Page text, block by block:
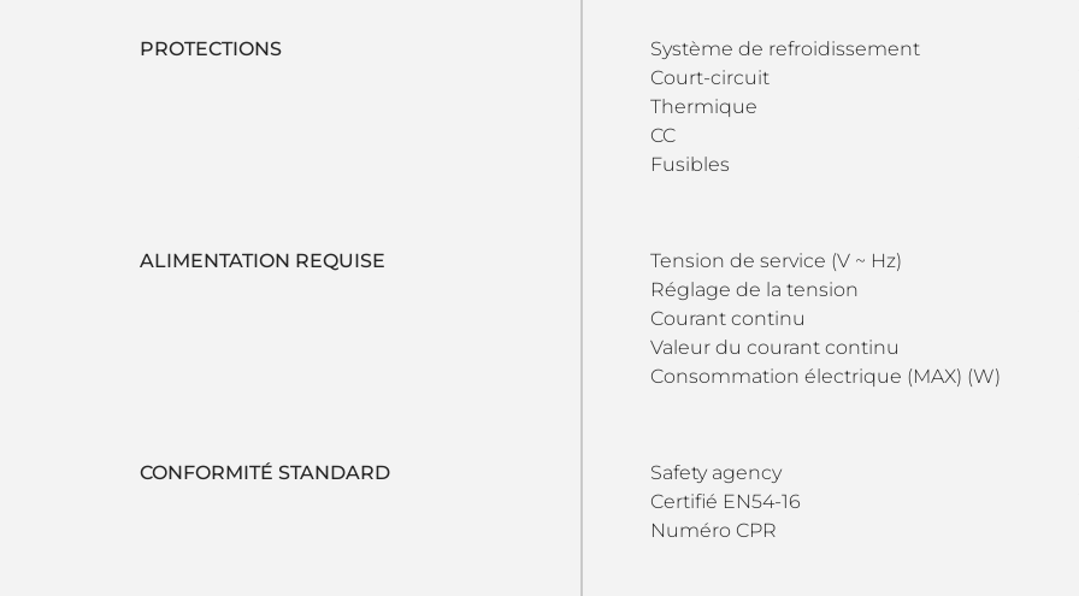
PROTECTIONS Système de refroidissement
Court-circuit
Thermique
CC
Fusibles
ALIMENTATION REQUISE Tension de service (V ~ Hz)
Réglage de la tension
Courant continu
Valeur du courant continu
Consommation électrique (MAX) (W)
CONFORMITÉ STANDARD Safety agency
Certifié EN54-16
Numéro CPR